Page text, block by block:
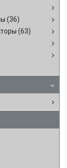
(36)
(63)